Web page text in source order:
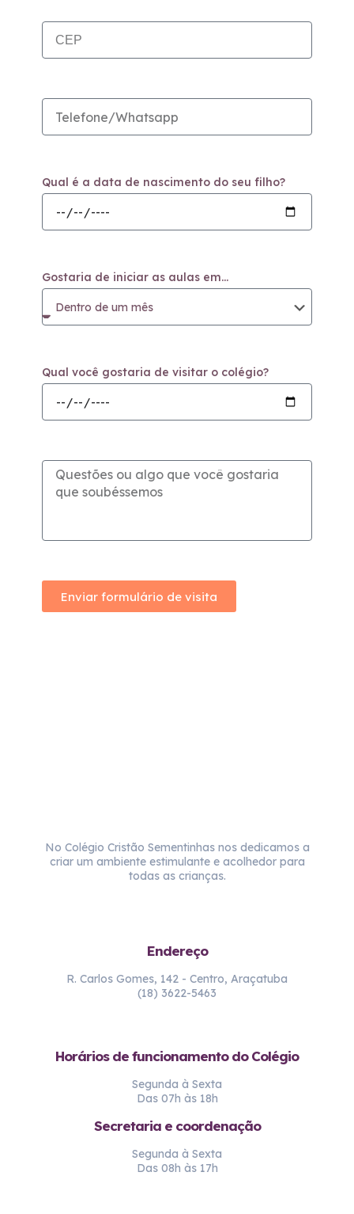
Qual é a data de nascimento do seu filho?
Gostaria de iniciar as aulas em...
Qual você gostaria de visitar o colégio?
Enviar formulário de visita
No Colégio Cristão Sementinhas nos dedicamos a
criar um ambiente estimulante e acolhedor para
todas as crianças.
Endereço
R. Carlos Gomes, 142 - Centro, Araçatuba
(18) 3622-5463
Horários de funcionamento do Colégio
Segunda à Sexta
Das 07h às 18h
Secretaria e coordenação
Segunda à Sexta
Das 08h às 17h